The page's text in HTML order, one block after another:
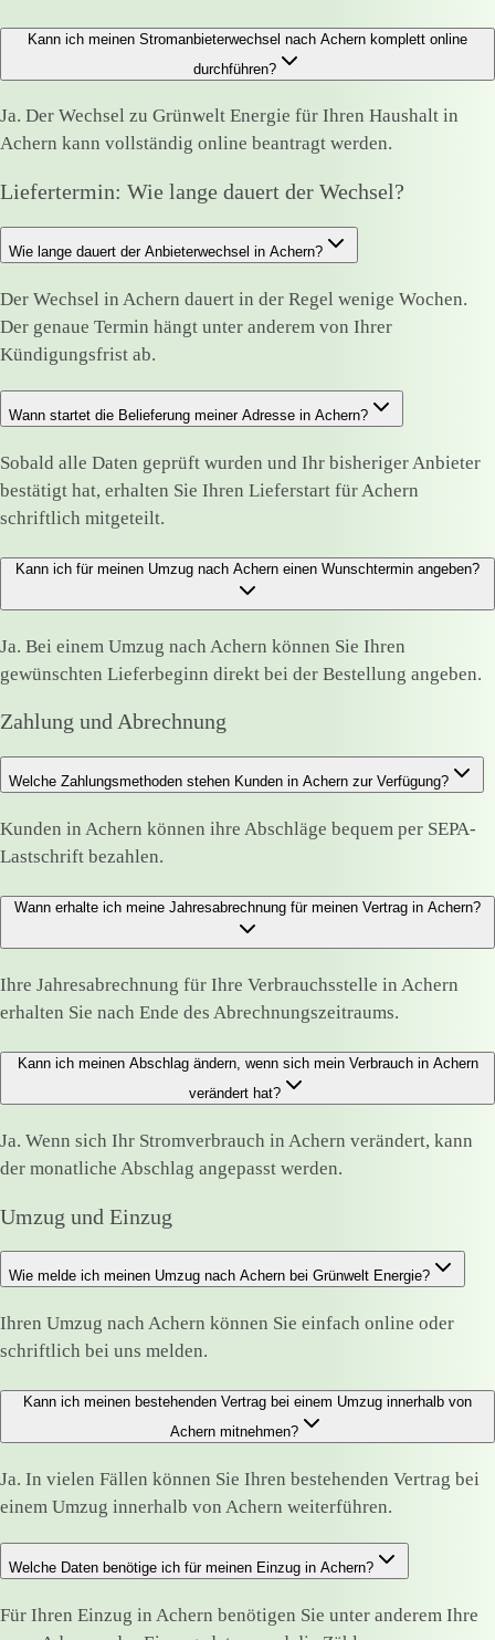
Kann ich meinen Stromanbieterwechsel nach Achern komplett online
durchführen?
Ja. Der Wechsel zu Grünwelt Energie für Ihren Haushalt in
Achern kann vollständig online beantragt werden.
Liefertermin: Wie lange dauert der Wechsel?
Wie lange dauert der Anbieterwechsel in Achern?
Der Wechsel in Achern dauert in der Regel wenige Wochen.
Der genaue Termin hängt unter anderem von Ihrer
Kündigungsfrist ab.
Wann startet die Belieferung meiner Adresse in Achern?
Sobald alle Daten geprüft wurden und Ihr bisheriger Anbieter
bestätigt hat, erhalten Sie Ihren Lieferstart für Achern
schriftlich mitgeteilt.
Kann ich für meinen Umzug nach Achern einen Wunschtermin angeben?
Ja. Bei einem Umzug nach Achern können Sie Ihren
gewünschten Lieferbeginn direkt bei der Bestellung angeben.
Zahlung und Abrechnung
Welche Zahlungsmethoden stehen Kunden in Achern zur Verfügung?
Kunden in Achern können ihre Abschläge bequem per SEPA-
Lastschrift bezahlen.
Wann erhalte ich meine Jahresabrechnung für meinen Vertrag in Achern?
Ihre Jahresabrechnung für Ihre Verbrauchsstelle in Achern
erhalten Sie nach Ende des Abrechnungszeitraums.
Kann ich meinen Abschlag ändern, wenn sich mein Verbrauch in Achern
verändert hat?
Ja. Wenn sich Ihr Stromverbrauch in Achern verändert, kann
der monatliche Abschlag angepasst werden.
Umzug und Einzug
Wie melde ich meinen Umzug nach Achern bei Grünwelt Energie?
Ihren Umzug nach Achern können Sie einfach online oder
schriftlich bei uns melden.
Kann ich meinen bestehenden Vertrag bei einem Umzug innerhalb von
Achern mitnehmen?
Ja. In vielen Fällen können Sie Ihren bestehenden Vertrag bei
einem Umzug innerhalb von Achern weiterführen.
Welche Daten benötige ich für meinen Einzug in Achern?
Für Ihren Einzug in Achern benötigen Sie unter anderem Ihre